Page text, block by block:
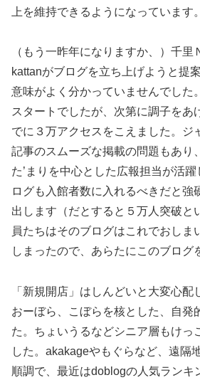
上を維持できるようになっています。
（もう一昨年になりますか、）千
kattanがブログを立ち上げようと提
意味がよく分かっていませんでした
スタートでしたが、次第に調子をあ
でに３万アクセスをこえました。ジ
記事のスムーズな掲載の問題もあり
た’まりを中心とした広報担当が活
ログも入館者数に入れるべきだと強
出します（だとすると５万人突破と
員たちはそのブログはこれでおしま
しまったので、あらたにこのブログ
「新規開店」はしんどいと大変心配
おーぼら、こぼらを核とした、自発
た。ちょいうるなどシニア層もけっ
した。akakageやもぐらなど、遠隔
順調で、最近はdoblogの人気ランキ